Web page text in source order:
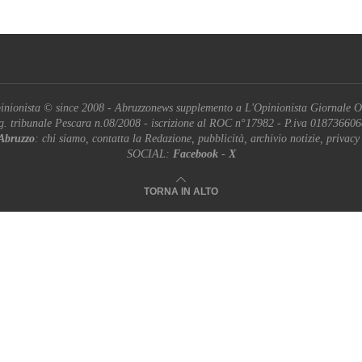
© since 2008 - Abruzzonews supplemento a L'Opinionista Giornale
tribunale Pescara n.08/2008 - iscrizione al ROC n°17982 - P.iva
: chi siamo, contatta la Redazione, pubblicità, archivio notizie, privacy
SOCIAL: Facebook- X
TORNA IN ALTO